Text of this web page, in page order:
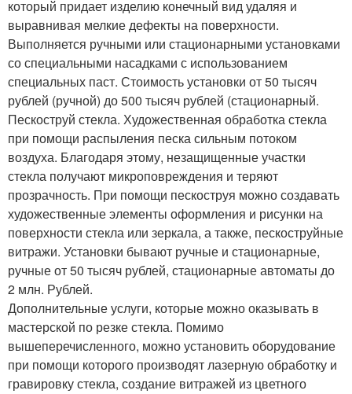
который придает изделию конечный вид удаляя и
выравнивая мелкие дефекты на поверхности.
Выполняется ручными или стационарными установками
со специальными насадками с использованием
специальных паст. Стоимость установки от 50 тысяч
рублей (ручной) до 500 тысяч рублей (стационарный.
Пескоструй стекла. Художественная обработка стекла
при помощи распыления песка сильным потоком
воздуха. Благодаря этому, незащищенные участки
стекла получают микроповреждения и теряют
прозрачность. При помощи пескоструя можно создавать
художественные элементы оформления и рисунки на
поверхности стекла или зеркала, а также, пескоструйные
витражи. Установки бывают ручные и стационарные,
ручные от 50 тысяч рублей, стационарные автоматы до
2 млн. Рублей.
Дополнительные услуги, которые можно оказывать в
мастерской по резке стекла. Помимо
вышеперечисленного, можно установить оборудование
при помощи которого производят лазерную обработку и
гравировку стекла, создание витражей из цветного